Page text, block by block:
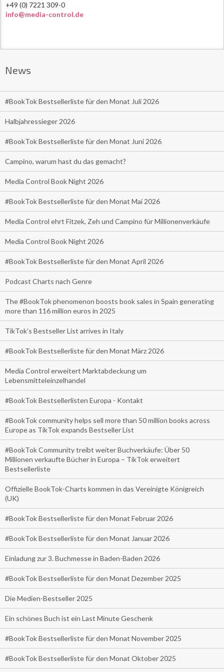
+49 (0) 7221 309-0
info@media-control.de
News
#BookTok Bestsellerliste für den Monat Juli 2026
Halbjahressieger 2026
#BookTok Bestsellerliste für den Monat Juni 2026
Campino, warum hast du das gemacht?
Media Control Book Night 2026
#BookTok Bestsellerliste für den Monat Mai 2026
Media Control ehrt Fitzek, Zeh und Campino für Millionenverkäufe
Media Control Book Night 2026
#BookTok Bestsellerliste für den Monat April 2026
Podcast Charts nach Genre
The #BookTok phenomenon boosts book sales in Spain generating
more than 116 million euros in 2025
TikTok’s Bestseller List arrives in Italy
#BookTok Bestsellerliste für den Monat März 2026
Media Control erweitert Marktabdeckung um
Lebensmitteleinzelhandel
#BookTok Bestsellerlisten Europa - Kontakt
#BookTok community helps sell more than 50 million books across
Europe as TikTok expands Bestseller List
#BookTok Community treibt weiter Buchverkäufe: Über 50
Millionen verkaufte Bücher in Europa – TikTok erweitert
Bestsellerliste
Offizielle BookTok-Charts kommen in das Vereinigte Königreich
(UK)
#BookTok Bestsellerliste für den Monat Februar 2026
#BookTok Bestsellerliste für den Monat Januar 2026
Einladung zur 3. Buchmesse in Baden-Baden 2026
#BookTok Bestsellerliste für den Monat Dezember 2025
Die Medien-Bestseller 2025
Ein schönes Buch ist ein Last Minute Geschenk
#BookTok Bestsellerliste für den Monat November 2025
#BookTok Bestsellerliste für den Monat Oktober 2025